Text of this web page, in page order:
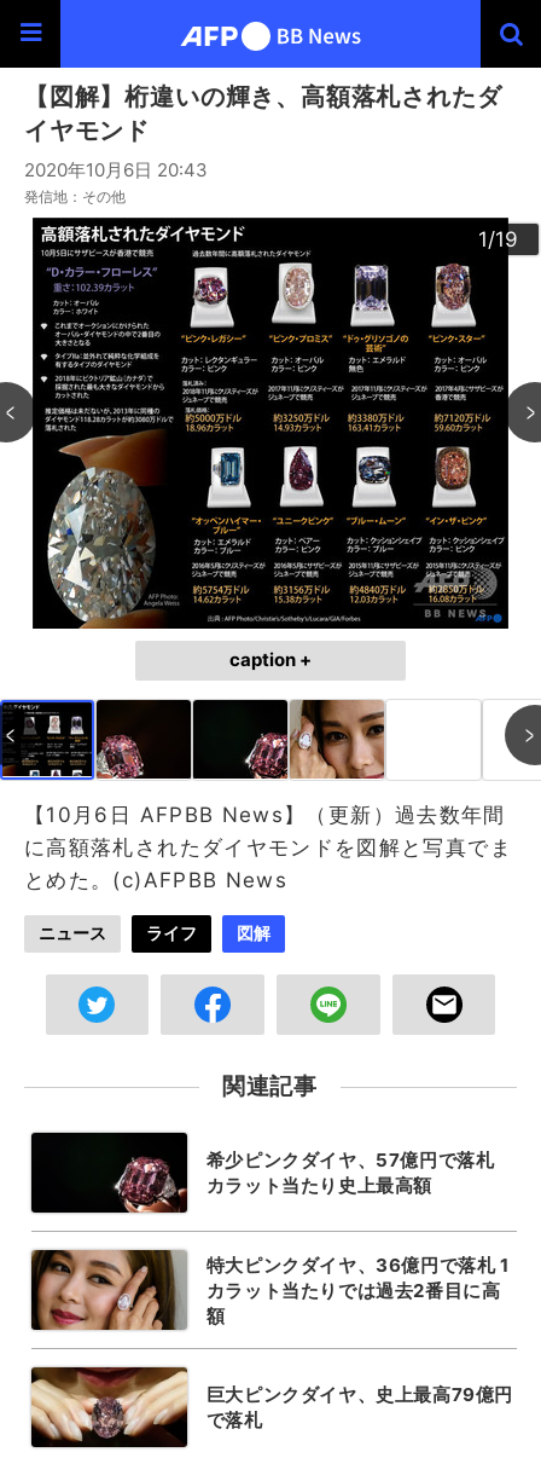
【図解】桁違いの輝き、高額落札されたダ
イヤモンド
2020年10月6日 20:43
発信地：その他
1/19
2/19
3/19
4/19
5/19
6/19
7/19
8/19
9/19
10/19
11/19
12/19
13/19
14/19
15/19
16/19
17/19
18/19
19/19
caption +
【10月6日 AFPBB News】（更新）過去数年間
に高額落札されたダイヤモンドを図解と写真でま
とめた。(c)AFPBB News
ニュース ライフ 図解
関連記事
希少ピンクダイヤ、57億円で落札
カラット当たり史上最高額
特大ピンクダイヤ、36億円で落札 1
カラット当たりでは過去2番目に高
額
巨大ピンクダイヤ、史上最高79億円
で落札